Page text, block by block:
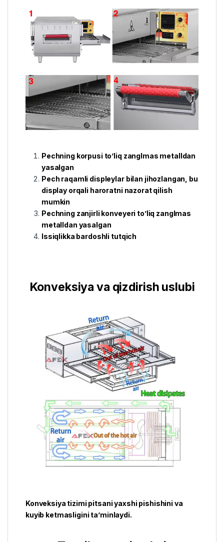
Pechning korpusi to’liq zanglmas metalldan
yasalgan
Pech raqamli displeylar bilan jihozlangan, bu
display orqali haroratni nazorat qilish
mumkin
Pechning zanjirli konveyeri to’liq zanglmas
metalldan yasalgan
Issiqlikka bardoshli tutqich
Konveksiya va qizdirish uslubi
Konveksiya tizimi pitsani yaxshi pishishini va
kuyib ketmasligini ta’minlaydi.